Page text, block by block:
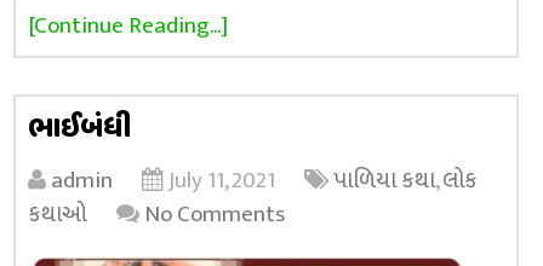
[Continue Reading...]
ભાઈબંધી
admin July 11, 2021 પાળિયા કથા,લોક
કથાઓ
No Comments